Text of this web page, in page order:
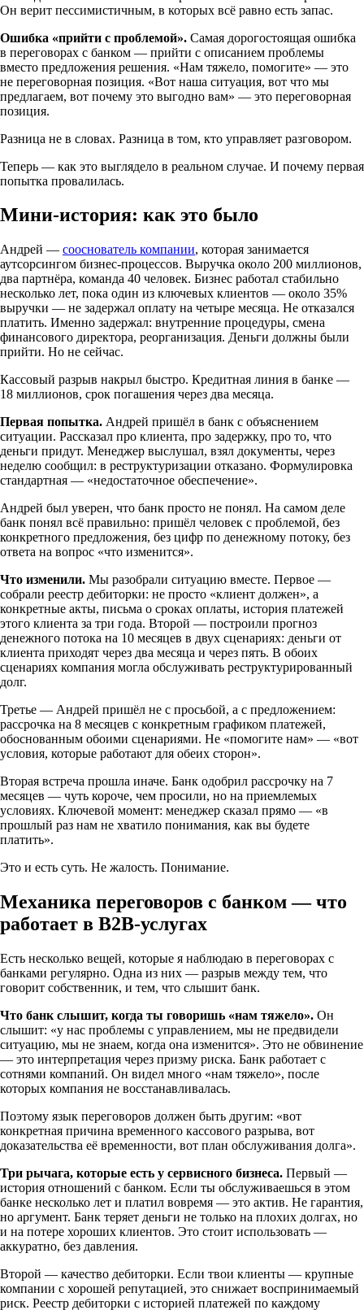
Он верит пессимистичным, в которых всё равно есть запас.
Ошибка «прийти с проблемой». Самая дорогостоящая ошибка
в переговорах с банком — прийти с описанием проблемы
вместо предложения решения. «Нам тяжело, помогите» — это
не переговорная позиция. «Вот наша ситуация, вот что мы
предлагаем, вот почему это выгодно вам» — это переговорная
позиция.
Разница не в словах. Разница в том, кто управляет разговором.
Теперь — как это выглядело в реальном случае. И почему первая
попытка провалилась.
Мини-история: как это было
Андрей — сооснователь компании, которая занимается
аутсорсингом бизнес-процессов. Выручка около 200 миллионов,
два партнёра, команда 40 человек. Бизнес работал стабильно
несколько лет, пока один из ключевых клиентов — около 35%
выручки — не задержал оплату на четыре месяца. Не отказался
платить. Именно задержал: внутренние процедуры, смена
финансового директора, реорганизация. Деньги должны были
прийти. Но не сейчас.
Кассовый разрыв накрыл быстро. Кредитная линия в банке —
18 миллионов, срок погашения через два месяца.
Первая попытка. Андрей пришёл в банк с объяснением
ситуации. Рассказал про клиента, про задержку, про то, что
деньги придут. Менеджер выслушал, взял документы, через
неделю сообщил: в реструктуризации отказано. Формулировка
стандартная — «недостаточное обеспечение».
Андрей был уверен, что банк просто не понял. На самом деле
банк понял всё правильно: пришёл человек с проблемой, без
конкретного предложения, без цифр по денежному потоку, без
ответа на вопрос «что изменится».
Что изменили. Мы разобрали ситуацию вместе. Первое —
собрали реестр дебиторки: не просто «клиент должен», а
конкретные акты, письма о сроках оплаты, история платежей
этого клиента за три года. Второй — построили прогноз
денежного потока на 10 месяцев в двух сценариях: деньги от
клиента приходят через два месяца и через пять. В обоих
сценариях компания могла обслуживать реструктурированный
долг.
Третье — Андрей пришёл не с просьбой, а с предложением:
рассрочка на 8 месяцев с конкретным графиком платежей,
обоснованным обоими сценариями. Не «помогите нам» — «вот
условия, которые работают для обеих сторон».
Вторая встреча прошла иначе. Банк одобрил рассрочку на 7
месяцев — чуть короче, чем просили, но на приемлемых
условиях. Ключевой момент: менеджер сказал прямо — «в
прошлый раз нам не хватило понимания, как вы будете
платить».
Это и есть суть. Не жалость. Понимание.
Механика переговоров с банком — что
работает в B2B-услугах
Есть несколько вещей, которые я наблюдаю в переговорах с
банками регулярно. Одна из них — разрыв между тем, что
говорит собственник, и тем, что слышит банк.
Что банк слышит, когда ты говоришь «нам тяжело». Он
слышит: «у нас проблемы с управлением, мы не предвидели
ситуацию, мы не знаем, когда она изменится». Это не обвинение
— это интерпретация через призму риска. Банк работает с
сотнями компаний. Он видел много «нам тяжело», после
которых компания не восстанавливалась.
Поэтому язык переговоров должен быть другим: «вот
конкретная причина временного кассового разрыва, вот
доказательства её временности, вот план обслуживания долга».
Три рычага, которые есть у сервисного бизнеса. Первый —
история отношений с банком. Если ты обслуживаешься в этом
банке несколько лет и платил вовремя — это актив. Не гарантия,
но аргумент. Банк теряет деньги не только на плохих долгах, но
и на потере хороших клиентов. Это стоит использовать —
аккуратно, без давления.
Второй — качество дебиторки. Если твои клиенты — крупные
компании с хорошей репутацией, это снижает воспринимаемый
риск. Реестр дебиторки с историей платежей по каждому